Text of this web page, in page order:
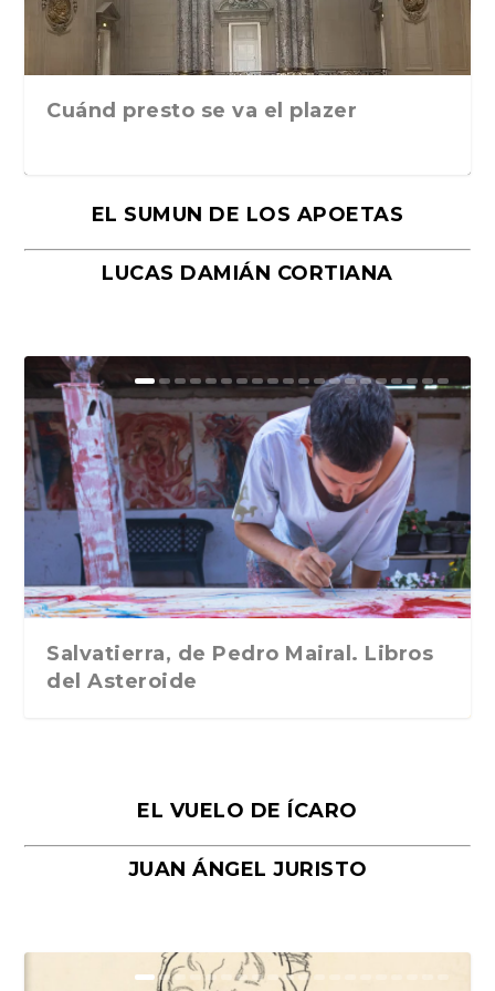
Cuánd presto se va el plazer
Moral, de Lyra Ekström Lindbäck.
Traducción de Car...
Revolución, de Hugo Gonçalves.
Libros del Asteroid...
«La música ha sido el gran amor de
mi vida». Esthe...
«El barman del Ritz», de Philippe
Collin. Traducci...
Mañanas de editorial, noches de
Bocaccio
EL SUMUN DE LOS APOETAS
LUCAS DAMIÁN CORTIANA
Salvatierra, de Pedro Mairal. Libros
del Asteroide
EL VUELO DE ÍCARO
JUAN ÁNGEL JURISTO